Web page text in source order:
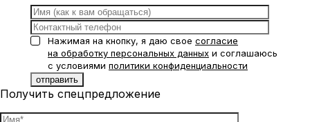
Нажимая на кнопку, я даю свое согласие
на обработку персональных данных и соглашаюсь
с условиями политики конфиденциальности
Получить спецпредложение